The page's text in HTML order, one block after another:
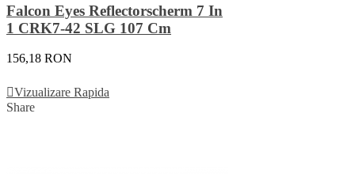
Falcon Eyes Reflectorscherm 7 In
1 CRK7-42 SLG 107 Cm
156,18 RON
Vizualizare Rapida
Share